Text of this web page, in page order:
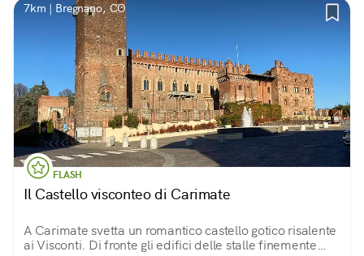
7km | Bregnano, CO
FLASH
Il Castello visconteo di Carimate
A Carimate svetta un romantico castello gotico risalente
ai Visconti. Di fronte gli edifici delle stalle finemente